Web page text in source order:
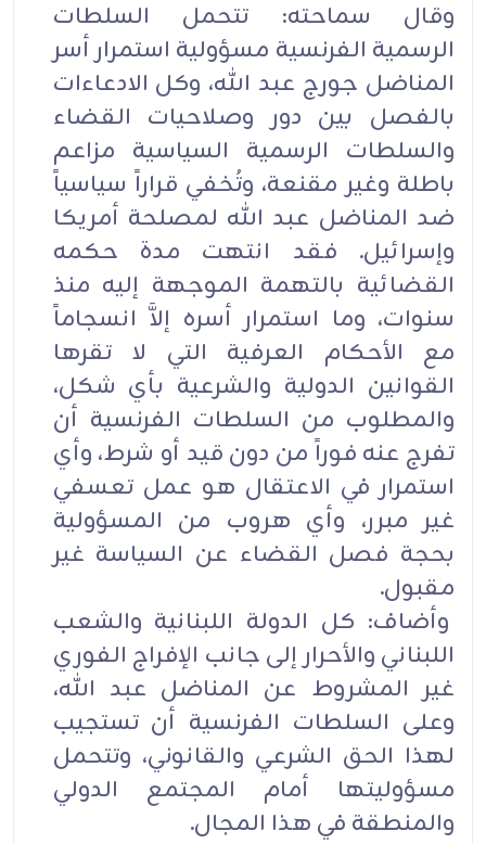
وقال سماحته: تتحمل السلطات
الرسمية الفرنسية مسؤولية استمرار أسر
المناضل جورج عبد الله، وكل الادعاءات
بالفصل بين دور وصلاحيات القضاء
والسلطات الرسمية السياسية مزاعم
باطلة وغير مقنعة، وتُخفي قراراً سياسياً
ضد المناضل عبد الله لمصلحة أمريكا
وإسرائيل. فقد انتهت مدة حكمه
القضائية بالتهمة الموجهة إليه منذ
سنوات، وما استمرار أسره إلاَّ انسجاماً
مع الأحكام العرفية التي لا تقرها
القوانين الدولية والشرعية بأي شكل،
والمطلوب من السلطات الفرنسية أن
تفرج عنه فوراً من دون قيد أو شرط، وأي
استمرار في الاعتقال هو عمل تعسفي
غير مبرر، وأي هروب من المسؤولية
بحجة فصل القضاء عن السياسة غير
مقبول.
وأضاف: كل الدولة اللبنانية والشعب
اللبناني والأحرار إلى جانب الإفراج الفوري
غير المشروط عن المناضل عبد الله،
وعلى السلطات الفرنسية أن تستجيب
لهذا الحق الشرعي والقانوني، وتتحمل
مسؤوليتها أمام المجتمع الدولي
والمنطقة في هذا المجال.